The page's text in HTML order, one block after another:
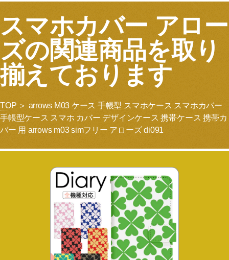
スマホカバー アロー
ズの関連商品を取り
揃えております
TOP ＞ arrows M03 ケース 手帳型 スマホケース スマホカバー
手帳型ケース スマホ カバー デザインケース 携帯ケース 携帯カ
バー 用 arrows m03 simフリー アローズ di091